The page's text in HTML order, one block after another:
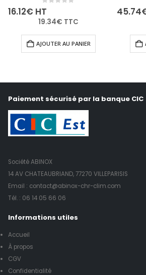
0
16.12€ HT
19.34€ TTC
AJOUTER AU PANIER
45.74
Paiement sécurisé par la banque CIC
Société ABINOX
14 AV CHATEAUBRIAND, 77270 VILLEPARISIS
Email : contact@abinox-chr-clim.com
Tél. : 06 14 05 66 06
Informations utiles
Accueil
À propos
CGV
Confidentialité